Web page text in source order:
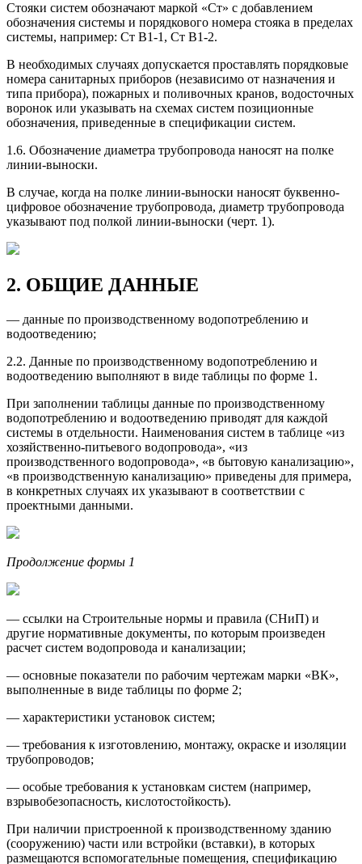
Стояки систем обозначают маркой «Ст» с добавлением
обозначения системы и порядкового номера стояка в пределах
системы, например: Ст В1-1, Ст В1-2.
В необходимых случаях допускается проставлять порядковые
номера санитарных приборов (независимо от назначения и
типа прибора), пожарных и поливочных кранов, водосточных
воронок или указывать на схемах систем позиционные
обозначения, приведенные в спецификации систем.
1.6. Обозначение диаметра трубопровода наносят на полке
линии-выноски.
В случае, когда на полке линии-выноски наносят буквенно-
цифровое обозначение трубопровода, диаметр трубопровода
указывают под полкой линии-выноски (черт. 1).
2. ОБЩИЕ ДАННЫЕ
— данные по производственному водопотреблению и
водоотведению;
2.2. Данные по производственному водопотреблению и
водоотведению выполняют в виде таблицы по форме 1.
При заполнении таблицы данные по производственному
водопотреблению и водоотведению приводят для каждой
системы в отдельности. Наименования систем в таблице «из
хозяйственно-питьевого водопровода», «из
производственного водопровода», «в бытовую канализацию»,
«в производственную канализацию» приведены для примера,
в конкретных случаях их указывают в соответствии с
проектными данными.
Продолжение формы 1
— ссылки на Строительные нормы и правила (СНиП) и
другие нормативные документы, по которым произведен
расчет систем водопровода и канализации;
— основные показатели по рабочим чертежам марки «ВК»,
выполненные в виде таблицы по форме 2;
— характеристики установок систем;
— требования к изготовлению, монтажу, окраске и изоляции
трубопроводов;
— особые требования к установкам систем (например,
взрывобезопасность, кислотостойкость).
При наличии пристроенной к производственному зданию
(сооружению) части или встройки (вставки), в которых
размещаются вспомогательные помещения, спецификацию